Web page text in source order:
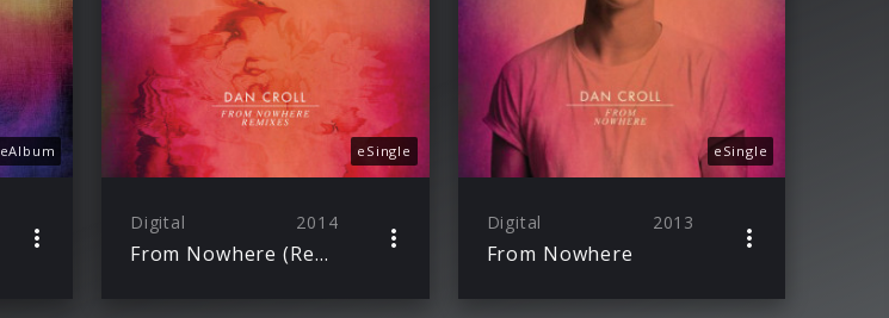
eAlbum eSingle
Digital 2014
From Nowhere (Remixes)
eSingle
Digital 2013
From Nowhere